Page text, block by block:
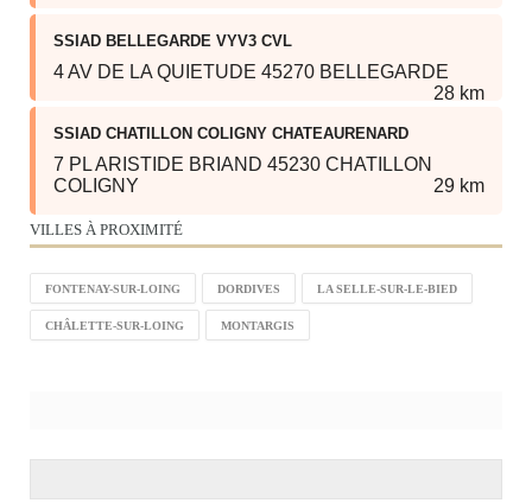
SSIAD BELLEGARDE VYV3 CVL
4 AV DE LA QUIETUDE 45270 BELLEGARDE
28 km
SSIAD CHATILLON COLIGNY CHATEAURENARD
7 PL ARISTIDE BRIAND 45230 CHATILLON
COLIGNY
29 km
VILLES À PROXIMITÉ
FONTENAY-SUR-LOING DORDIVES LA SELLE-SUR-LE-BIED
CHÂLETTE-SUR-LOING MONTARGIS